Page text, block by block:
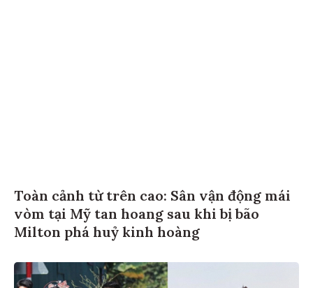
Toàn cảnh từ trên cao: Sân vận động mái
vòm tại Mỹ tan hoang sau khi bị bão
Milton phá huỷ kinh hoàng